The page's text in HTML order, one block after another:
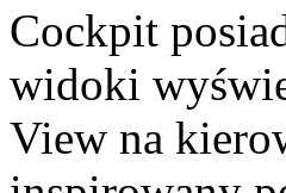
Cockpit
widoki
View na